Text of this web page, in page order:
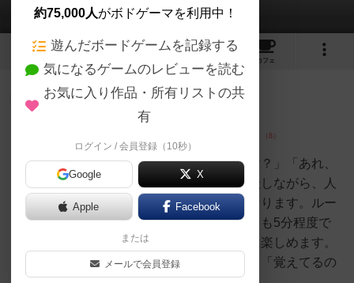
4 2 7
カフェ
147名 充実
全員で「これは誰が持ってたっけ？」「あれ、
私のじゃなかったよね？」と相談しながら、人
の記憶に頼るプレイ感がクセになります。ルー
ルはとても簡単で、準備を含めても5分程度で
スタート可能。初心者でもすぐに楽しめます。
ただの記憶ゲームかと思いきや、「覚えてるの
皇帝
約75,000人がボドゲーマを利用中！
遊んだボードゲームを記録する
気になるゲームのレビューを読む
お気に入り作品・所有リストの共
有
ログイン / 会員登録（10秒）
Google X
Apple Facebook
または
メールで会員登録